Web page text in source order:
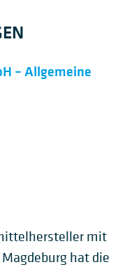
– Allgemeine
mit
hat die